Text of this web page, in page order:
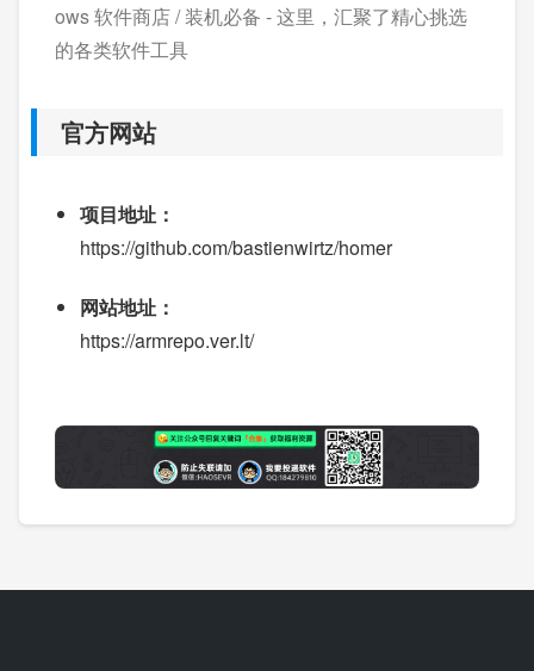
ows 软件商店 / 装机必备 - 这里，汇聚了精心挑选
的各类软件工具
官方网站
项目地址：
https://github.com/bastienwirtz/homer
网站地址：
https://armrepo.ver.lt/